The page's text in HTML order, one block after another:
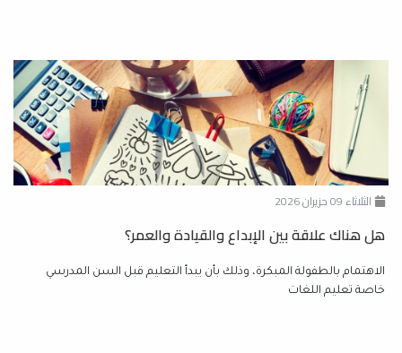
الثلاثاء 09 حزيران 2026
هل هناك علاقة بين الإبداع والقيادة والعمر؟
الاهتمام بالطفولة المبكرة، وذلك بأن يبدأ التعليم قبل السن المدرسي
خاصة تعليم اللغات